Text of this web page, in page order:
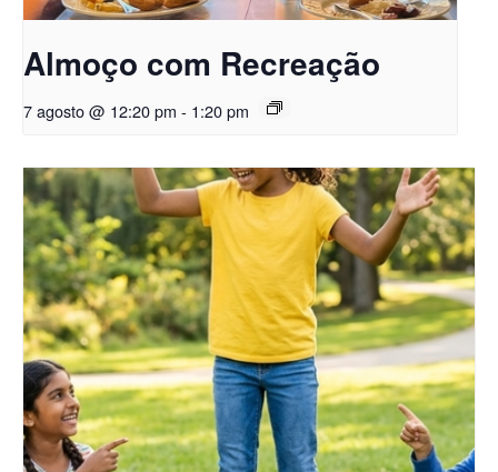
Almoço com Recreação
7 agosto @ 12:20 pm - 1:20 pm